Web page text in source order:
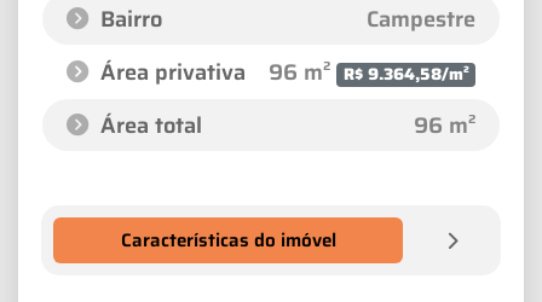
Bairro
Campestre
Área privativa
96 m² R$ 9.364,58/m²
Área total 96 m²
Características do imóvel